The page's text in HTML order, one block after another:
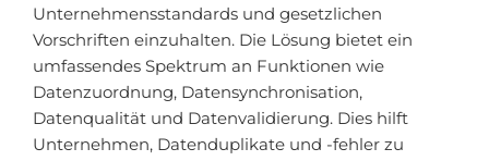
Unternehmensstandards und gesetzlichen
Vorschriften einzuhalten. Die Lösung bietet ein
umfassendes Spektrum an Funktionen wie
Datenzuordnung, Datensynchronisation,
Datenqualität und Datenvalidierung. Dies hilft
Unternehmen, Datenduplikate und -fehler zu